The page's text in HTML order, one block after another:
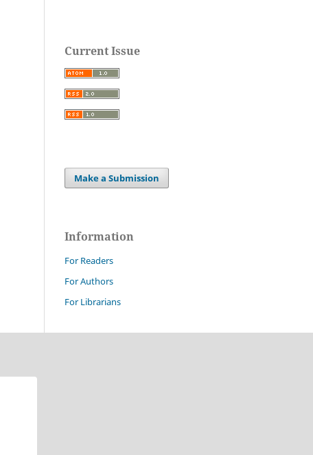
Current Issue
Make a Submission
Information
For Readers
For Authors
For Librarians